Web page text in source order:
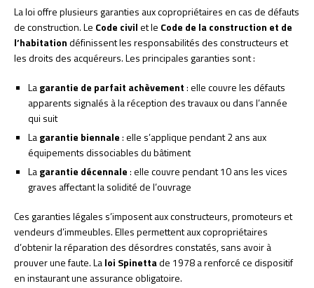
La loi offre plusieurs garanties aux copropriétaires en cas de défauts
de construction. Le Code civilet le Code de la construction et de
l’habitationdéfinissent les responsabilités des constructeurs et
les droits des acquéreurs. Les principales garanties sont :
Lagarantie de parfait achèvement: elle couvre les défauts
apparents signalés à la réception des travaux ou dans l’année
qui suit
Lagarantie biennale: elle s’applique pendant 2 ans aux
équipements dissociables du bâtiment
Lagarantie décennale: elle couvre pendant 10 ans les vices
graves affectant la solidité de l’ouvrage
Ces garanties légales s’imposent aux constructeurs, promoteurs et
vendeurs d’immeubles. Elles permettent aux copropriétaires
d’obtenir la réparation des désordres constatés, sans avoir à
prouver une faute. Laloi Spinettade 1978 a renforcé ce dispositif
en instaurant une assurance obligatoire.